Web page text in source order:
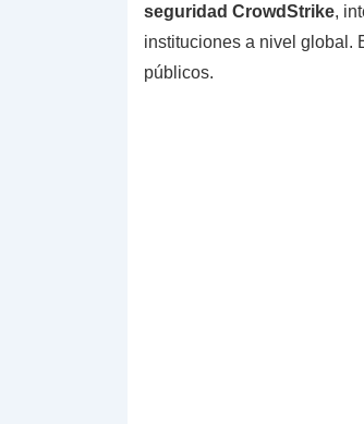
seguridad CrowdStrike,
instituciones a nivel global.
públicos.